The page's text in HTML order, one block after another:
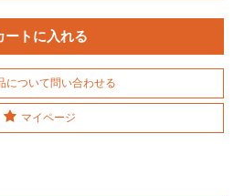
について問い合わせる
マイページ